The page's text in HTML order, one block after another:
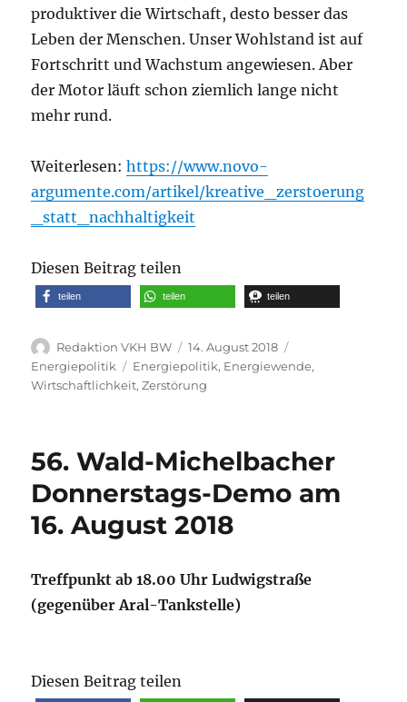
produktiver die Wirtschaft, desto besser das
Leben der Menschen. Unser Wohlstand ist auf
Fortschritt und Wachstum angewiesen. Aber
der Motor läuft schon ziemlich lange nicht
mehr rund.
Weiterlesen:https://www.novo-
argumente.com/artikel/kreative_zerstoerung
_statt_nachhaltigkeit
Diesen Beitrag teilen
teilen teilen teilen
Autor
Redaktion VKH BW
Veröffentlicht
am
14. August 2018
Energiepolitik
Schlagwörter
Energiepolitik, Energiewende,
Wirtschaftlichkeit,Zerstörung
56. Wald-Michelbacher
Donnerstags-Demo am
16. August 2018
Treffpunkt ab 18.00 Uhr Ludwigstraße
(gegenüber Aral-Tankstelle)
Diesen Beitrag teilen